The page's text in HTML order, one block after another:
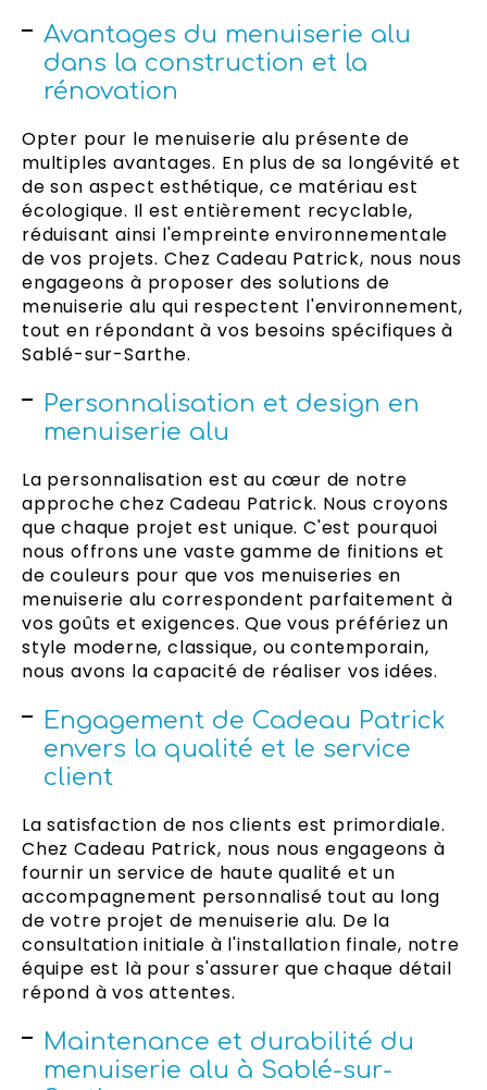
Avantages du menuiserie alu
dans la construction et la
rénovation
Opter pour le menuiserie alu présente de
multiples avantages. En plus de sa longévité et
de son aspect esthétique, ce matériau est
écologique. Il est entièrement recyclable,
réduisant ainsi l'empreinte environnementale
de vos projets. Chez Cadeau Patrick, nous nous
engageons à proposer des solutions de
menuiserie alu qui respectent l'environnement,
tout en répondant à vos besoins spécifiques à
Sablé-sur-Sarthe.
Personnalisation et design en
menuiserie alu
La personnalisation est au cœur de notre
approche chez Cadeau Patrick. Nous croyons
que chaque projet est unique. C'est pourquoi
nous offrons une vaste gamme de finitions et
de couleurs pour que vos menuiseries en
menuiserie alu correspondent parfaitement à
vos goûts et exigences. Que vous préfériez un
style moderne, classique, ou contemporain,
nous avons la capacité de réaliser vos idées.
Engagement de Cadeau Patrick
envers la qualité et le service
client
La satisfaction de nos clients est primordiale.
Chez Cadeau Patrick, nous nous engageons à
fournir un service de haute qualité et un
accompagnement personnalisé tout au long
de votre projet de menuiserie alu. De la
consultation initiale à l'installation finale, notre
équipe est là pour s'assurer que chaque détail
répond à vos attentes.
Maintenance et durabilité du
menuiserie alu à Sablé-sur-